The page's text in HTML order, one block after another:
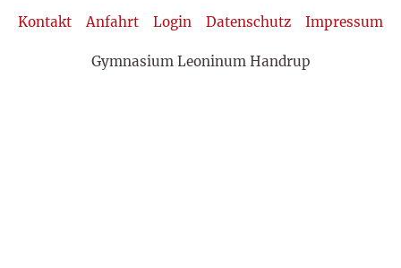
Kontakt Anfahrt Login Datenschutz Impressum
Gymnasium Leoninum Handrup